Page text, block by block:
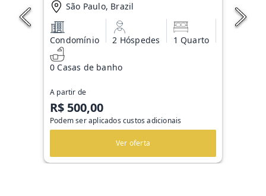
São Paulo, Brazil
Condomínio 2 Hóspedes 1 Quarto
0 Casas de banho
A partir de
R$ 500,00
Podem ser aplicados custos adicionais
Ver oferta